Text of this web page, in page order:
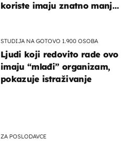
koriste imaju znatno manji
STUDIJA NA GOTOVO 1.900 OSOBA
Ljudi koji redovito rade ovo
imaju “mlađi” organizam,
pokazuje istraživanje
ZA POSLODAVCE